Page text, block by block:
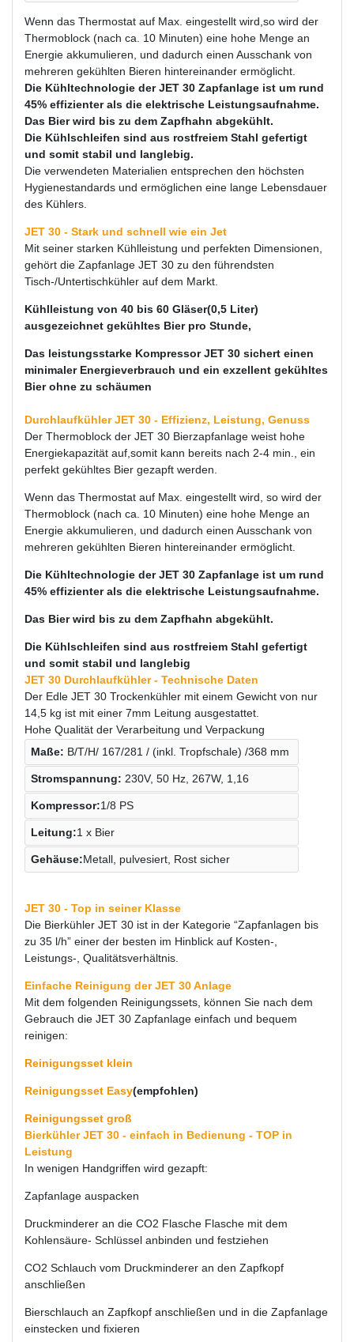
Wenn das Thermostat auf Max. eingestellt wird,so wird der
Thermoblock (nach ca. 10 Minuten) eine hohe Menge an
Energie akkumulieren, und dadurch einen Ausschank von
mehreren gekühlten Bieren hintereinander ermöglicht.
Die Kühltechnologie der JET 30 Zapfanlage ist um rund
45% effizienter als die elektrische Leistungsaufnahme.
Das Bier wird bis zu dem Zapfhahn abgekühlt.
Die Kühlschleifen sind aus rostfreiem Stahl gefertigt
und somit stabil und langlebig.
Die verwendeten Materialien entsprechen den höchsten
Hygienestandards und ermöglichen eine lange Lebensdauer
des Kühlers.
JET 30 - Stark und schnell wie ein Jet
Mit seiner starken Kühlleistung und perfekten Dimensionen,
gehört die Zapfanlage JET 30 zu den führendsten
Tisch-/Untertischkühler auf dem Markt.
Kühlleistung von 40 bis 60 Gläser(0,5 Liter)
ausgezeichnet gekühltes Bier pro Stunde,
Das leistungsstarke Kompressor JET 30 sichert einen
minimaler Energieverbrauch und ein exzellent gekühltes
Bier ohne zu schäumen
Durchlaufkühler JET 30 - Effizienz, Leistung, Genuss
Der Thermoblock der JET 30 Bierzapfanlage weist hohe
Energiekapazität auf,somit kann bereits nach 2-4 min., ein
perfekt gekühltes Bier gezapft werden.
Wenn das Thermostat auf Max. eingestellt wird, so wird der
Thermoblock (nach ca. 10 Minuten) eine hohe Menge an
Energie akkumulieren, und dadurch einen Ausschank von
mehreren gekühlten Bieren hintereinander ermöglicht.
Die Kühltechnologie der JET 30 Zapfanlage ist um rund
45% effizienter als die elektrische Leistungsaufnahme.
Das Bier wird bis zu dem Zapfhahn abgekühlt.
Die Kühlschleifen sind aus rostfreiem Stahl gefertigt
und somit stabil und langlebig
JET 30 Durchlaufkühler - Technische Daten
Der Edle JET 30 Trockenkühler mit einem Gewicht von nur
14,5 kg ist mit einer 7mm Leitung ausgestattet.
Hohe Qualität der Verarbeitung und Verpackung
Maße: B/T/H/ 167/281 / (inkl. Tropfschale) /368 mm
Stromspannung: 230V, 50 Hz, 267W, 1,16
Kompressor:1/8 PS
Leitung:1 x Bier
Gehäuse:Metall, pulvesiert, Rost sicher
JET 30 - Top in seiner Klasse
Die Bierkühler JET 30 ist in der Kategorie “Zapfanlagen bis
zu 35 l/h” einer der besten im Hinblick auf Kosten-,
Leistungs-, Qualitätsverhältnis.
Einfache Reinigung der JET 30 Anlage
Mit dem folgenden Reinigungssets, können Sie nach dem
Gebrauch die JET 30 Zapfanlage einfach und bequem
reinigen:
Reinigungsset klein
Reinigungsset Easy(empfohlen)
Reinigungsset groß
Bierkühler JET 30 - einfach in Bedienung - TOP in
Leistung
In wenigen Handgriffen wird gezapft:
Zapfanlage auspacken
Druckminderer an die CO2 Flasche Flasche mit dem
Kohlensäure- Schlüssel anbinden und festziehen
CO2 Schlauch vom Druckminderer an den Zapfkopf
anschließen
Bierschlauch an Zapfkopf anschließen und in die Zapfanlage
einstecken und fixieren